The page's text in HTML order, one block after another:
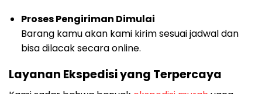
Proses Pengiriman Dimulai
Barang kamu akan kami kirim sesuai jadwal dan
bisa dilacak secara online.
Layanan Ekspedisi yang Terpercaya